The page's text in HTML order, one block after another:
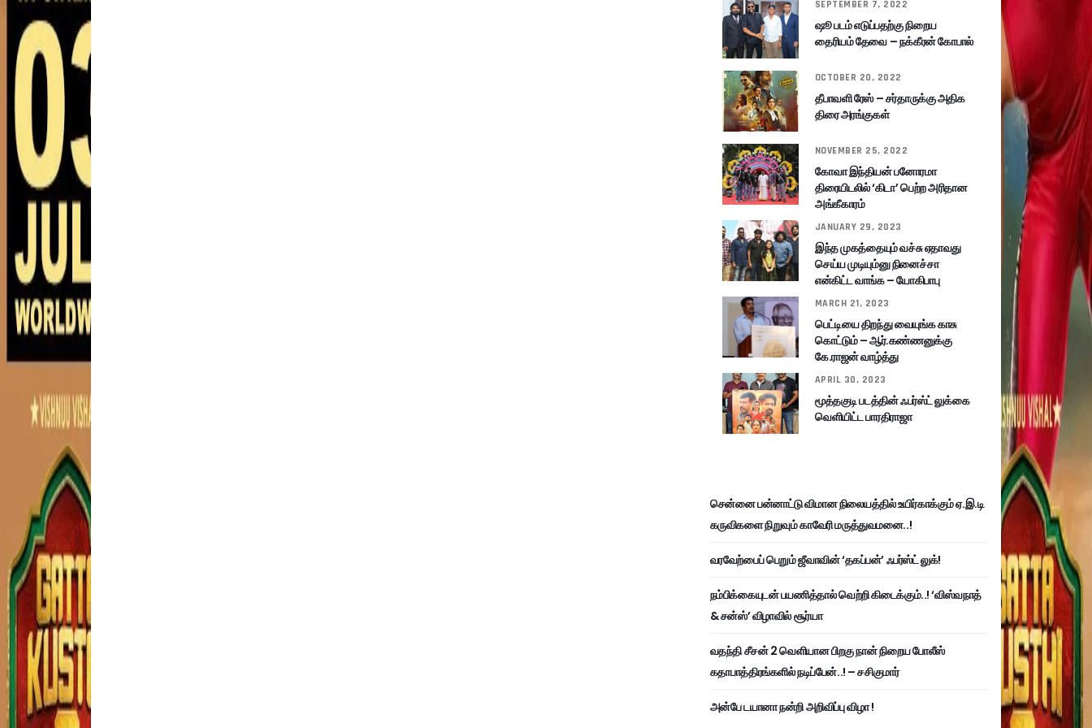
SEPTEMBER 7, 2022
ஷூ படம் எடுப்பதற்கு நிறைய
தைரியம் தேவை – நக்கீரன் கோபால்
OCTOBER 20, 2022
தீபாவளி ரேஸ் – சர்தாருக்கு அதிக
திரை அரங்குகள்
NOVEMBER 25, 2022
கோவா இந்தியன் பனோரமா
திரையிடலில் ‘கிடா’ பெற்ற அரிதான
அங்கீகாரம்
JANUARY 29, 2023
இந்த முகத்தையும் வச்சு ஏதாவது
செய்ய முடியும்னு நினைச்சா
என்கிட்ட வாங்க – யோகிபாபு
MARCH 21, 2023
பெட்டியை திறந்து வையுங்க காசு
கொட்டும் – ஆர்.கண்ணனுக்கு
கே.ராஜன் வாழ்த்து
APRIL 30, 2023
மூத்தகுடி படத்தின் ஃபர்ஸ்ட் லுக்கை
வெளியிட்ட பாரதிராஜா
சென்னை பன்னாட்டு விமான நிலையத்தில் உயிர்காக்கும் ஏ.இ.டி
கருவிகளை நிறுவும் காவேரி மருத்துவமனை..!
வரவேற்பைப் பெறும் ஜீவாவின் ‘தகப்பன்’ ஃபர்ஸ்ட் லுக்!
நம்பிக்கையுடன் பயணித்தால் வெற்றி கிடைக்கும்..! ‘விஸ்வநாத்
& சன்ஸ்’ விழாவில் சூர்யா
வதந்தி சீசன் 2 வெளியான பிறகு நான் நிறைய போலீஸ்
கதாபாத்திரங்களில் நடிப்பேன்..! – சசிகுமார்
அன்பே டயானா நன்றி அறிவிப்பு விழா !